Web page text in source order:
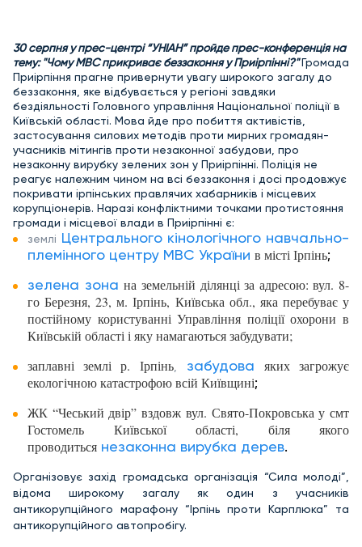
30 серпня у прес-центрі “УНІАН” пройде прес-конференція на
тему: "Чому МВС прикриває беззаконня у Приірпінні?"Громада
Приірпіння прагне привернути увагу широкого загалу до
беззаконня, яке відбувається у регіоні завдяки
бездіяльності Головного управління Національної поліції в
Київській області. Мова йде про побиття активістів,
застосування силових методів проти мирних громадян-
учасників мітингів проти незаконної забудови, про
незаконну вирубку зелених зон у Приірпінні. Поліція не
реагує належним чином на всі беззаконня і досі продовжує
покривати ірпінських правлячих хабарників і місцевих
корупціонерів. Наразі конфліктними точками протистояння
громади і місцевої влади в Приірпінні є:
землі Центрального кінологічного навчально-
племінного центру МВС України в місті Ірпінь;
зелена зона на земельній ділянці за адресою: вул. 8-
го Березня, 23, м. Ірпінь, Київська обл., яка перебуває у
постійному користуванні Управління поліції охорони в
Київській області і яку намагаються забудувати;
заплавні землі р. Ірпінь, забудова
яких загрожує
екологічною катастрофою всій Київщині;
ЖК “Чеський двір” вздовж вул. Свято-Покровська у смт
Гостомель Київської області, біля якого
проводиться незаконна вирубка дерев.
Організовує захід громадська організація “Сила молоді”,
відома широкому загалу як один з учасників
антикорупційного марафону “Ірпінь проти Карплюка” та
антикорупційного автопробігу.